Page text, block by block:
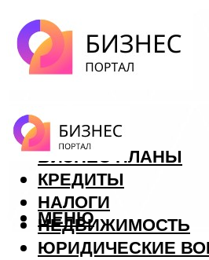
ФОРЕКС
БИЗНЕС ПЛАНЫ
КРЕДИТЫ
НАЛОГИ
НЕДВИЖИМОСТЬ
ЮРИДИЧЕСКИЕ
МЕНЮ